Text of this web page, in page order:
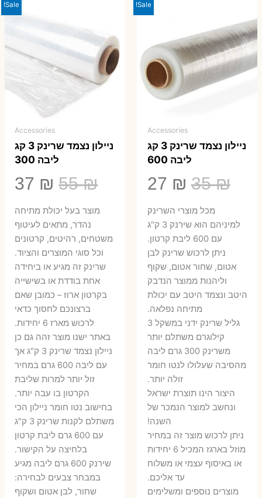
Sale!
Accessories
ניילון נצמד שרינק 3 קג
ליבה 600
35₪
המחיר
המקורי
היה:
35 ₪.
27 ₪
הנוכחי
הוא:
מכל מוצרי השרינק
למיניהם הוא שירנק 3 ק"ג
עם 600 ליבת קרטון.
ניתן לרכוש שרינק לבן
אטום, שחור אטום, שקוף
וליהנות ממוצר הנדבק
היטב ונצמד היטב עם יכולת
מתיחה נפלאה.
גליל שרינק ידני במשקל 3
קילוגרם משתלם יותר
משרינק 300 גרם ליבה
מהסיבה שעלולו לנטו חומר
זולה יותר.
היצור הינו תוצרת ישראל
ונחשב למוצר הנמכר של
השנה!
ניתן לרכוש מוצר זה במחיר
מוזל בארגז המכיל 6 יחידות
או באיסוף עצמי או משלוח
עד אליכם.
מוצרים נוספים ומשלימים
Sale!
Accessories
ניילון נצמד שרינק 3 קג
ליבה 300
55₪
המחיר
המקורי
היה:
55 ₪.
37 ₪
₪.
מוצר בעל יכולת מתיחה
נהדר, מתאים לעיטוף
משטחים, רהיטים, קרטונים
וכל סוגי המוצרים והציוד.
שרינק זה מגיע או ביחידה
אחת בודדת או בשישייה
בקרטון ארוז – כמובן שאם
ברצונכם לחסוך כדאי
לרכוש מארז 6 יחידות.
באתר ישנו מוצר זהה גם כן
ניילון נצמד שרינק 3 ק"ג אך
עם ליבה 600 גרם במחיר
זול יותר למרות שליבת
הקרטון בו עבה יותר.
בחישוב נטו חומר ניילון הכי
משתלם לקנות שרינק 3 ק"ג
עם 600 גרם ליבת קרטון
בלחיצה על הקישור.
שירנק 600 גרם ליבה מגיע
במבחר צבעים לבחירה:
שחור, לבן אטום ושקוף